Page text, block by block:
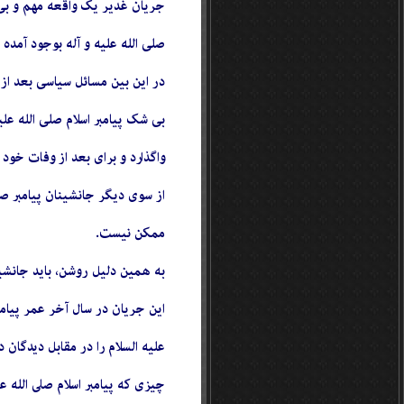
جریان غدیر یک واقعه مهم و بی
صلی الله علیه و آله بوجود
در این بین مسائل سیاسی بعد
بی شک پیامبر اسلام صلی الله
واگذارد و براى بعد از وفات
از سوى دیگر جانشینان پیامبر
ممکن نیست.
به همین دلیل روشن، باید
این جریان در سال آخر عمر
علیه السلام را در مقابل
چیزى که پیامبر اسلام صلى